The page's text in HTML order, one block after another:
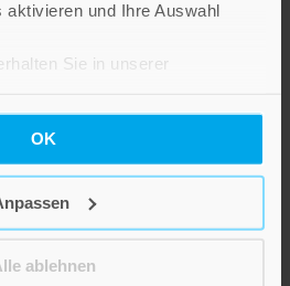
und Ihre Auswahl
Sie in unserer
OK
ablehnen